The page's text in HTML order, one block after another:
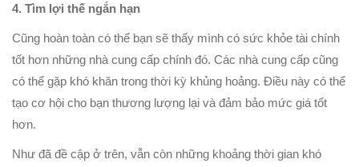
4. Tìm lợi thế ngắn hạn
Cũng hoàn toàn có thể bạn sẽ thấy mình có sức khỏe tài chính
tốt hơn những nhà cung cấp chính đó. Các nhà cung cấp cũng
có thể gặp khó khăn trong thời kỳ khủng hoảng. Điều này có thể
tạo cơ hội cho bạn thương lượng lại và đảm bảo mức giá tốt
hơn.
Như đã đề cập ở trên, vẫn còn những khoảng thời gian khó